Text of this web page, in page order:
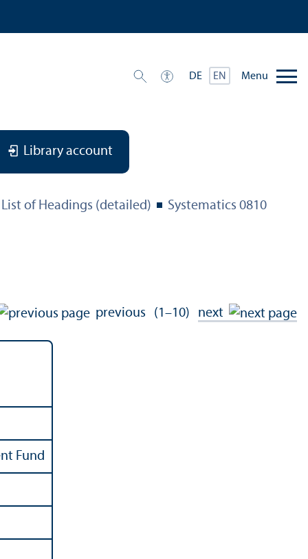
DE EN Menu
Library account
List of Headings (detailed) Systematics 0810
previous (1–10) next
Fund